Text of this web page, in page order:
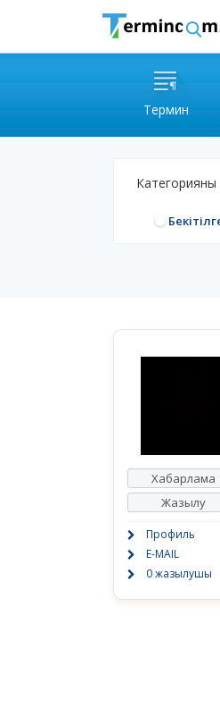
Термин
Хабарлама
Жазылу
Профиль
E-MAIL
0 жазылушы